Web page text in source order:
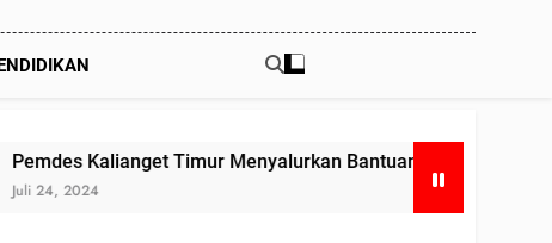
Timur Menyalurkan Bantuan Beras Bapang (Bantuan